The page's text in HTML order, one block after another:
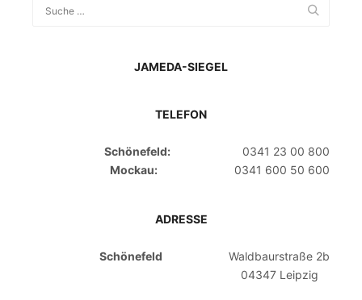
JAMEDA-SIEGEL
TELEFON
Schönefeld:
0341 23 00 800
Mockau:
0341 600 50 600
ADRESSE
Schönefeld
Waldbaurstraße 2b
04347 Leipzig